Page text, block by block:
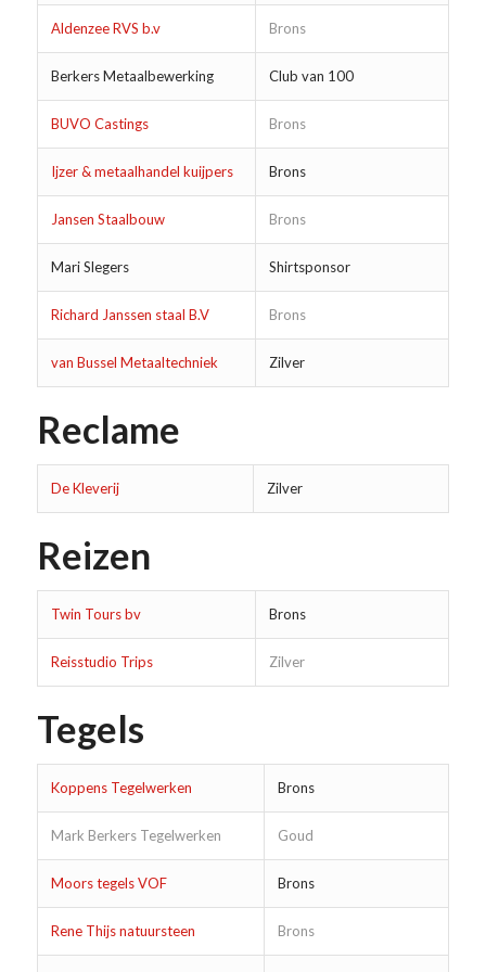
Aldenzee RVS b.v Brons
Berkers Metaalbewerking Club van 100
BUVO Castings Brons
Ijzer & metaalhandel kuijpers Brons
Jansen Staalbouw Brons
Mari Slegers Shirtsponsor
Richard Janssen staal B.V Brons
van Bussel Metaaltechniek Zilver
Reclame
De Kleverij Zilver
Reizen
Twin Tours bv Brons
Reisstudio Trips Zilver
Tegels
Koppens Tegelwerken Brons
Mark Berkers Tegelwerken Goud
Moors tegels VOF Brons
Rene Thijs natuursteen Brons